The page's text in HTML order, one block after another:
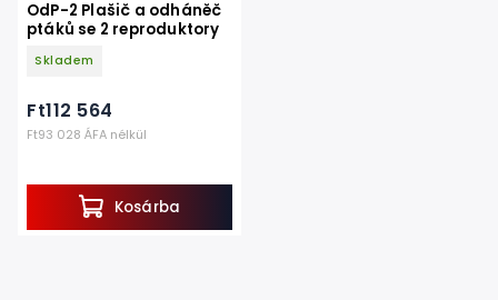
OdP-2 Plašič a odháněč
ptáků se 2 reproduktory
Skladem
Ft93 028 ÁFA nélkül
Ft112 564
Kosárba